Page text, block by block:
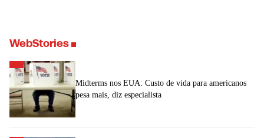
WebStories
Midterms nos EUA: Custo de vida para americanos
pesa mais, diz especialista